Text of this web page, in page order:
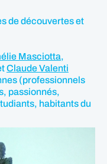
de découvertes et
Masciotta,
Claude Valenti
(professionnels
passionnés,
habitants du